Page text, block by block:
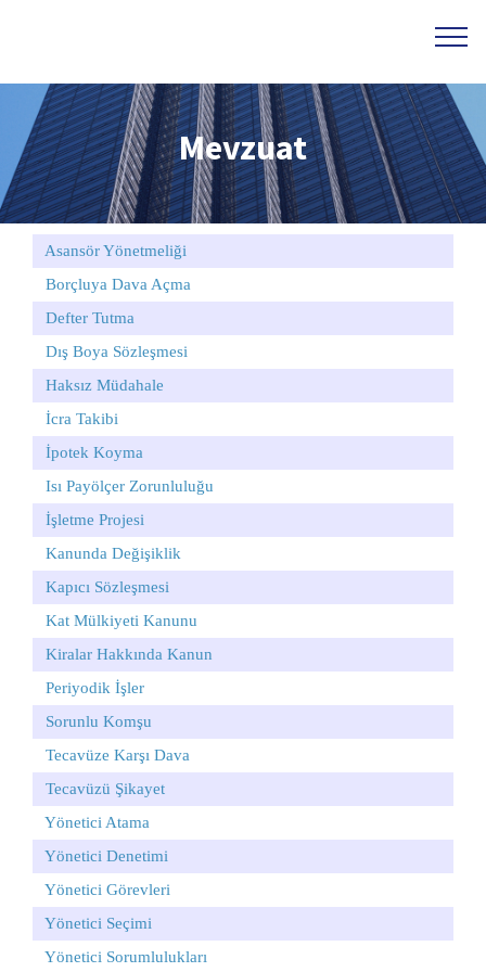
Mevzuat
Asansör Yönetmeliği
Borçluya Dava Açma
Defter Tutma
Dış Boya Sözleşmesi
Haksız Müdahale
İcra Takibi
İpotek Koyma
Isı Payölçer Zorunluluğu
İşletme Projesi
Kanunda Değişiklik
Kapıcı Sözleşmesi
Kat Mülkiyeti Kanunu
Kiralar Hakkında Kanun
Periyodik İşler
Sorunlu Komşu
Tecavüze Karşı Dava
Tecavüzü Şikayet
Yönetici Atama
Yönetici Denetimi
Yönetici Görevleri
Yönetici Seçimi
Yönetici Sorumlulukları